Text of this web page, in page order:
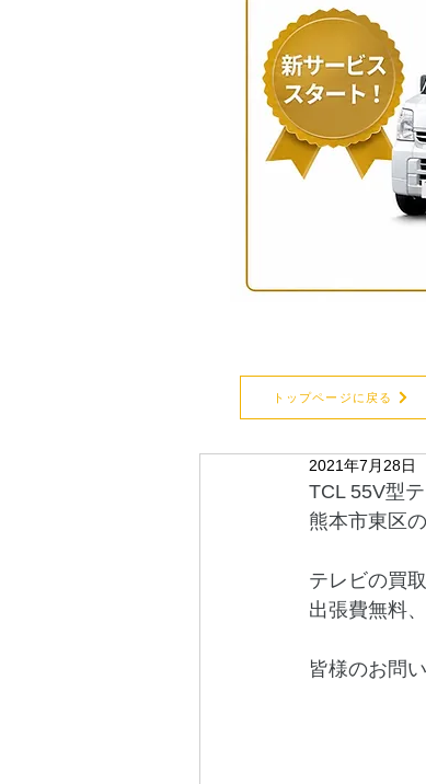
トップページに戻る
2021年7月28日
TCL 55V型
熊本市東区
テレビの買
出張費無料
皆様のお問